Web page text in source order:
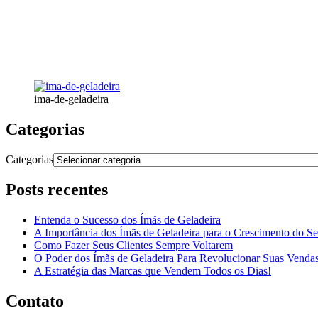
ima-de-geladeira
Categorias
Categorias
Posts recentes
Entenda o Sucesso dos Ímãs de Geladeira
A Importância dos Ímãs de Geladeira para o Crescimento do
Como Fazer Seus Clientes Sempre Voltarem
O Poder dos Ímãs de Geladeira Para Revolucionar Suas
A Estratégia das Marcas que Vendem Todos os Dias!
Contato